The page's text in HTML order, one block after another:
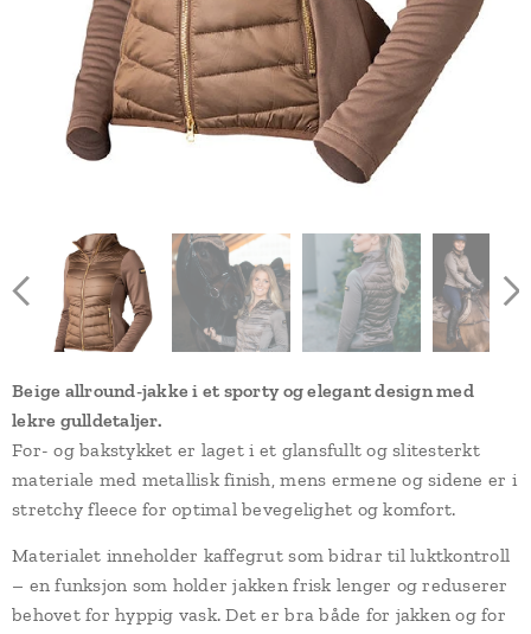
Beige allround-jakke i et sporty og elegant design med
lekre gulldetaljer.
For- og bakstykket er laget i et glansfullt og slitesterkt
materiale med metallisk finish, mens ermene og sidene er i
stretchy fleece for optimal bevegelighet og komfort.
Materialet inneholder kaffegrut som bidrar til luktkontroll
– en funksjon som holder jakken frisk lenger og reduserer
behovet for hyppig vask. Det er bra både for jakken og for